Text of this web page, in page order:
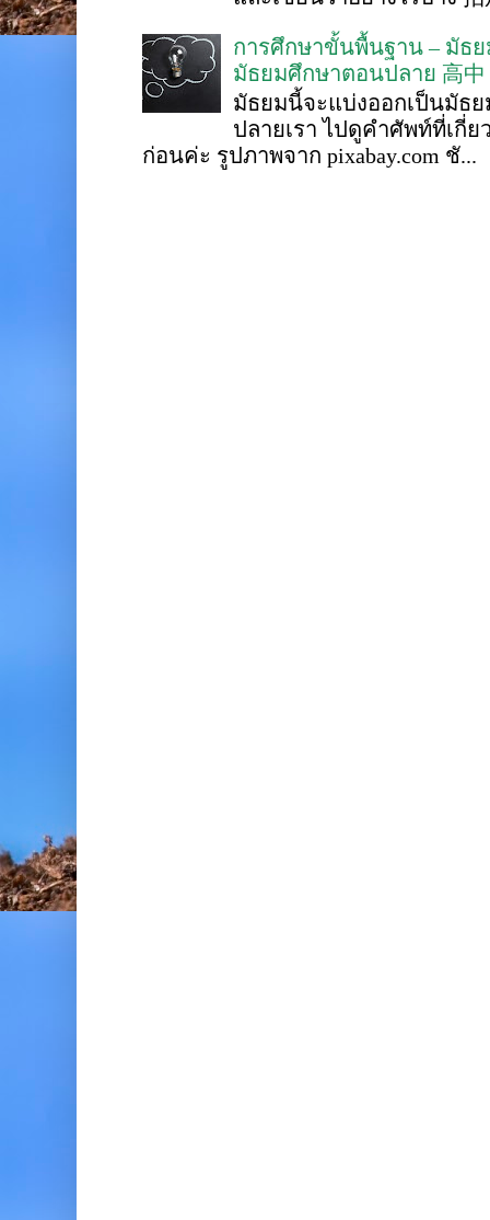
การศึกษาขั้นพื้นฐาน – มัธ
มัธยมศึกษาตอนปลาย 高中
มัธยมนี้จะแบ่งออกเป็นมัธ
ปลายเรา ไปดูคำศัพท์ที่เกี่
ก่อนค่ะ รูปภาพจาก pixabay.com ชั...